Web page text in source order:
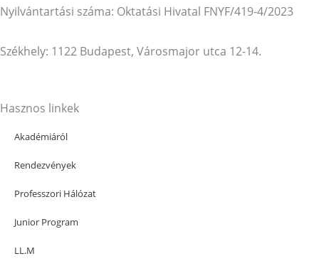
Nyilvántartási száma: Oktatási Hivatal FNYF/419-4/2023
Székhely: 1122 Budapest, Városmajor utca 12-14.
Hasznos linkek
Akadémiáról
Rendezvények
Professzori Hálózat
Junior Program
LL.M